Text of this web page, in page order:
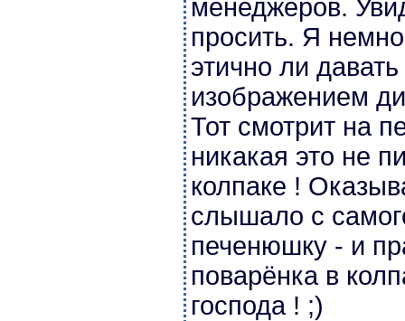
менеджеров.
просить. Я
этично ли
изображением
Тот смотрит на
никакая это не
колпаке !
слышало с
печенюшку - и
поварёнка в
господа ! ;)